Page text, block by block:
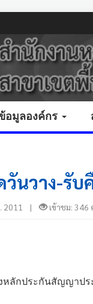
อมูลองค์กร
วันวาง-รั
ค. 2011 | เข้าชม: 346
หลักประกันสัญญาปร